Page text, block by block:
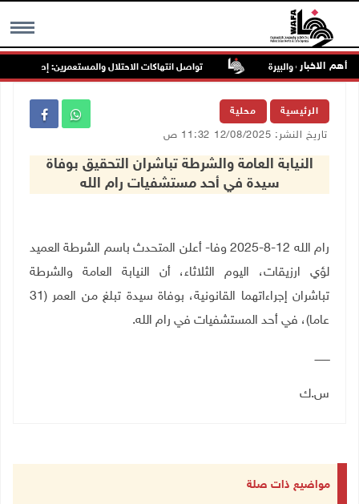
MENU أهم الاخبار تواصل انتهاكات الاحتلال والمستعمرين: إصابات
الرئيسية محلية
تاريخ النشر: 12/08/2025 11:32 ص
النيابة العامة والشرطة تباشران التحقيق بوفاة
سيدة في أحد مستشفيات رام الله
رام الله 12-8-2025 وفا- أعلن المتحدث باسم الشرطة العميد
لؤي ارزيقات، اليوم الثلاثاء، أن النيابة العامة والشرطة
تباشران إجراءاتهما القانونية، بوفاة سيدة تبلغ من العمر (31
عاما)، في أحد المستشفيات في رام الله.
ـــــــــ
س.ك
مواضيع ذات صلة